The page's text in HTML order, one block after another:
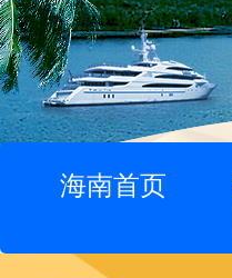
海南首页